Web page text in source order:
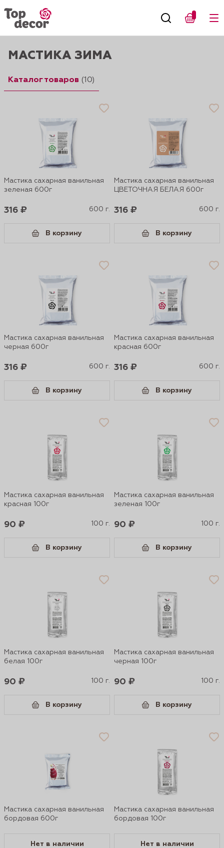
МАСТИКА ЗИМА
Каталог товаров (10)
Мастика сахарная ванильная
зеленая 600г
316 ₽ 600 г.
В корзину
Мастика сахарная ванильная
ЦВЕТОЧНАЯ БЕЛАЯ 600г
316 ₽ 600 г.
В корзину
Мастика сахарная ванильная
черная 600г
316 ₽ 600 г.
В корзину
Мастика сахарная ванильная
красная 600г
316 ₽ 600 г.
В корзину
Мастика сахарная ванильная
красная 100г
90 ₽ 100 г.
В корзину
Мастика сахарная ванильная
зеленая 100г
90 ₽ 100 г.
В корзину
Мастика сахарная ванильная
белая 100г
90 ₽ 100 г.
В корзину
Мастика сахарная ванильная
черная 100г
90 ₽ 100 г.
В корзину
Мастика сахарная ванильная
бордовая 600г
Нет в наличии
Мастика сахарная ванильная
бордовая 100г
Нет в наличии